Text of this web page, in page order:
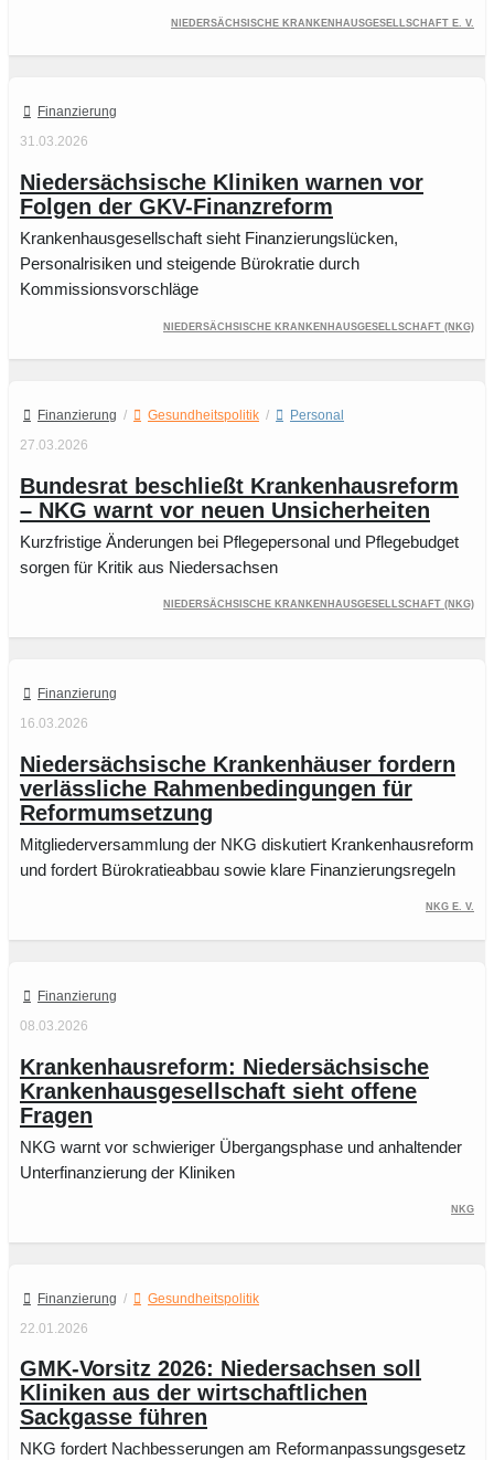
Niedersächsische Krankenhausgesellschaft e. V.
Finanzierung
31.03.2026
Niedersächsische Kliniken warnen vor
Folgen der GKV-Finanzreform
Krankenhausgesellschaft sieht Finanzierungslücken,
Personalrisiken und steigende Bürokratie durch
Kommissionsvorschläge
Niedersächsische Krankenhausgesellschaft (NKG)
Finanzierung / Gesundheitspolitik /
Personal
27.03.2026
Bundesrat beschließt Krankenhausreform
– NKG warnt vor neuen Unsicherheiten
Kurzfristige Änderungen bei Pflegepersonal und Pflegebudget
sorgen für Kritik aus Niedersachsen
Niedersächsische Krankenhausgesellschaft (NKG)
Finanzierung
16.03.2026
Niedersächsische Krankenhäuser fordern
verlässliche Rahmenbedingungen für
Reformumsetzung
Mitgliederversammlung der NKG diskutiert Krankenhausreform
und fordert Bürokratieabbau sowie klare Finanzierungsregeln
NKG e. V.
Finanzierung
08.03.2026
Krankenhausreform: Niedersächsische
Krankenhausgesellschaft sieht offene
Fragen
NKG warnt vor schwieriger Übergangsphase und anhaltender
Unterfinanzierung der Kliniken
NKG
Finanzierung /
Gesundheitspolitik
22.01.2026
GMK-Vorsitz 2026: Niedersachsen soll
Kliniken aus der wirtschaftlichen
Sackgasse führen
NKG fordert Nachbesserungen am Reformanpassungsgesetz